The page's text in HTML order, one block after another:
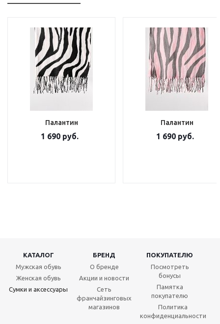
Палантин
1 690 руб.
Палантин
1 690 руб.
КАТАЛОГ БРЕНД
ПОКУПАТЕЛЮ
Мужская обувь
Женская обувь
Сумки и аксессуары
О бренде
Акции и новости
Сеть
франчайзинговых
магазинов
Посмотреть
бонусы
Памятка
покупателю
Политика
конфиденциальности